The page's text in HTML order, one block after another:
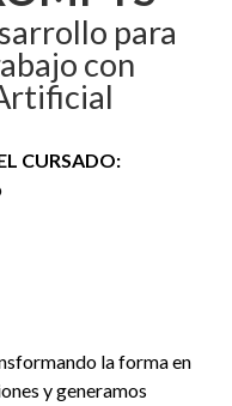
para
con
CURSADO:
la forma en
y generamos